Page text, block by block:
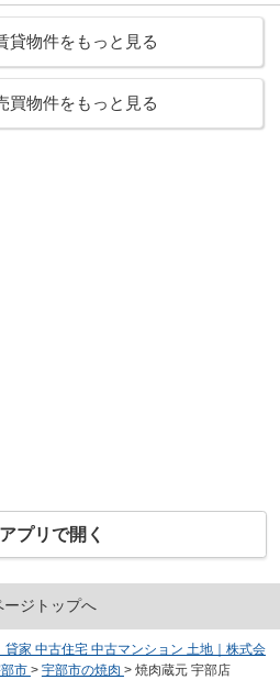
貸物件をもっと見る
買物件をもっと見る
プリで開く
ージトップへ
家 中古住宅 中古マンション 土地｜株式会
市 > 宇部市の焼肉 > 焼肉蔵元 宇部店